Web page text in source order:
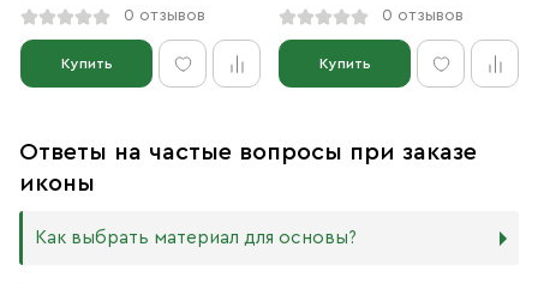
0 отзывов
Купить
0 отзывов
Купить
Ответы на частые вопросы при заказе
иконы
Как выбрать материал для основы?